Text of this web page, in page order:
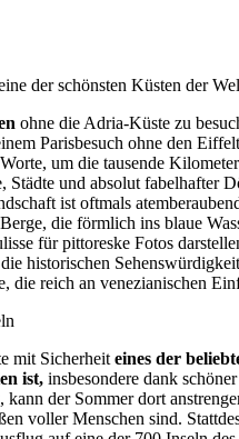
der schönsten Küsten der
ohne die Adria-Küste zu
Parisbesuch ohne den
um die tausende
Städte und absolut fabelhafter
ist oftmals
die förmlich ins blaue
für pittoreske Fotos
historischen
die reich an venezianischen
mit Sicherheit eines der
ist, insbesondere dank
der Sommer dort
voller Menschen sind.